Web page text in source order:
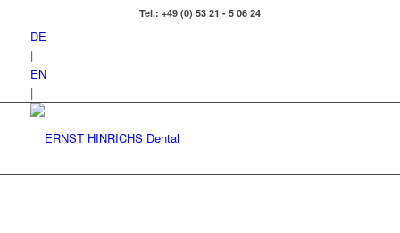
Tel.: +49 (0) 53 21 - 5 06 24
DE
|
EN
|